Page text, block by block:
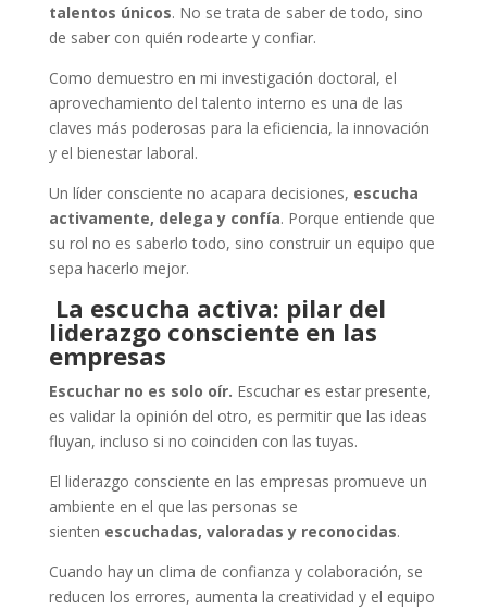
talentos únicos. No se trata de saber de todo, sino
de saber con quién rodearte y confiar.
Como demuestro en mi investigación doctoral, el
aprovechamiento del talento interno es una de las
claves más poderosas para la eficiencia, la innovación
y el bienestar laboral.
Un líder consciente no acapara decisiones, escucha
activamente, delega y confía. Porque entiende que
su rol no es saberlo todo, sino construir un equipo que
sepa hacerlo mejor.
La escucha activa: pilar del
liderazgo consciente en las
empresas
Escuchar no es solo oír. Escuchar es estar presente,
es validar la opinión del otro, es permitir que las ideas
fluyan, incluso si no coinciden con las tuyas.
El liderazgo consciente en las empresas promueve un
ambiente en el que las personas se
sienten escuchadas, valoradas y reconocidas.
Cuando hay un clima de confianza y colaboración, se
reducen los errores, aumenta la creatividad y el equipo